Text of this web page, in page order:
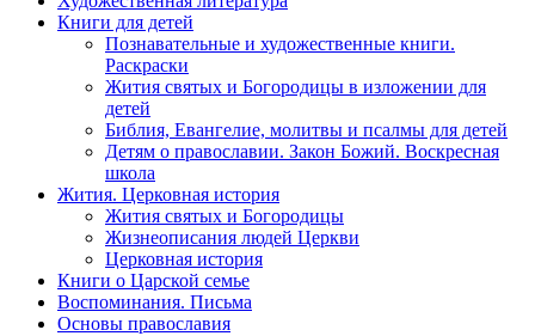
Книги для детей
Познавательные и художественные книги.
Раскраски
Жития святых и Богородицы в изложении для
детей
Библия, Евангелие, молитвы и псалмы для детей
Детям о православии. Закон Божий. Воскресная
школа
Жития. Церковная история
Жития святых и Богородицы
Жизнеописания людей Церкви
Церковная история
Книги о Царской семье
Воспоминания. Письма
Основы православия